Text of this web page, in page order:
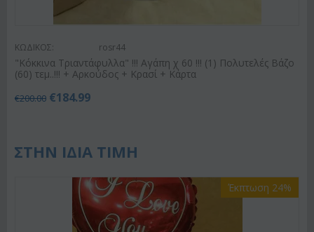
ΚΩΔΙΚΟΣ: rosr44
"Κόκκινα Τριαντάφυλλα" !!! Αγάπη χ 60 !!! (1) Πολυτελές Βάζο
(60) τεμ..!!! + Αρκούδος + Κρασί + Κάρτα
€200.00 €184.99
ΣΤΗΝ ΙΔΙΑ ΤΙΜΗ
Έκπτωση 24%